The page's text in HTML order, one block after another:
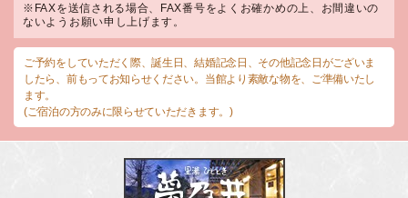
※FAXを送信される場合、FAX番号をよくお確かめの上、お間違いの
ないようお願い申し上げます。
ご予約をしていただく際、誕生日、結婚記念日、その他記念日がございま
したら、前もってお知らせください。当館より素敵な物を、ご準備いたし
ます。
(ご宿泊の方のみに限らせていただきます。)